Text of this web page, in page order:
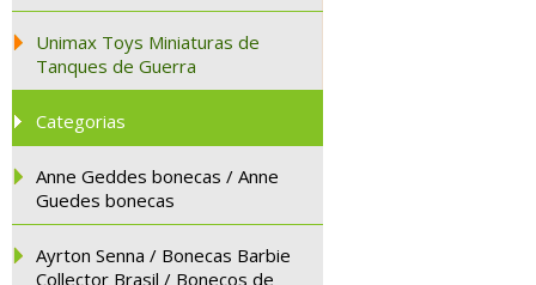
Unimax Toys Miniaturas de
Tanques de Guerra
Categorias
Anne Geddes bonecas / Anne
Guedes bonecas
Ayrton Senna / Bonecas Barbie
Collector Brasil / Bonecos de